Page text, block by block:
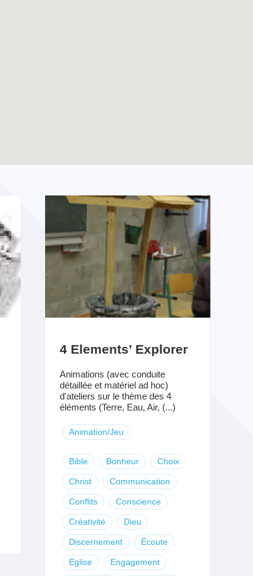
4 Elements’ Explorer
Animations (avec conduite
détaillée et matériel ad hoc)
d'ateliers sur le thème des 4
éléments (Terre, Eau, Air, (...)
Animation/Jeu
Bible Bonheur Choix
Christ Communication
Conflits Conscience
Créativité Dieu
Discernement Écoute
Eglise Engagement